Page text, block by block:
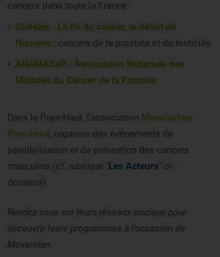
cancers dans toute la France :
CerHom - La fin du cancer, le début de
l'homme : cancers de la prostate et du testicule
ANAMACaP - Association Nationale des
Malades du Cancer de la Prostate
Dans le Pays-Haut, l'association Moustachus
Pays-Haut, organise des événements de
sensibilisation et de prévention des cancers
masculins (cf. rubrique "Les Acteurs " ci-
dessous).
Rendez-vous sur leurs réseaux sociaux pour
découvrir leurs programmes à l'occasion de
Movember.